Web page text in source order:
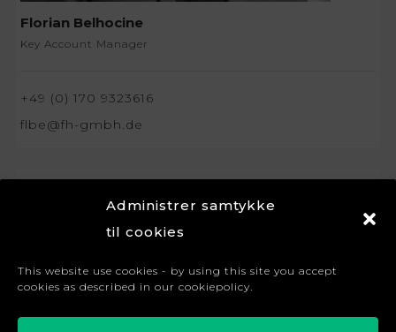
Administrer samtykke
til cookies
This website use cookies - by using this site you accept
cookies as described in our cookiepolicy.
Florian Belhocine
Key Account Manager
+49 (0) 170 9323616
flbe@fh-gmbh.de